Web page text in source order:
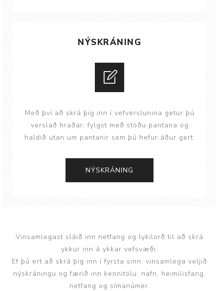
NÝSKRÁNING
Með því að skrá þig inn í vefverslunina getur þú
verslað hraðar, fylgst með stöðu pantana og
haldið utan um pantanir sem þú hefur áður gert.
Vinsamlegast sláið inn netfang og lykilorð til að skrá
ykkur inn á ykkar vefsvæði.
Ef þú ert að skrá þig inn í fyrsta sinn, vinsamlega veljið
nýskráningu og færið inn kennitölu, nafn, heimilisfang,
netfang og símanúmer.